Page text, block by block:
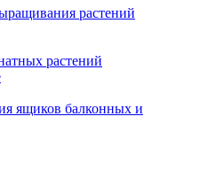
растений
растений
ящиков балконных и